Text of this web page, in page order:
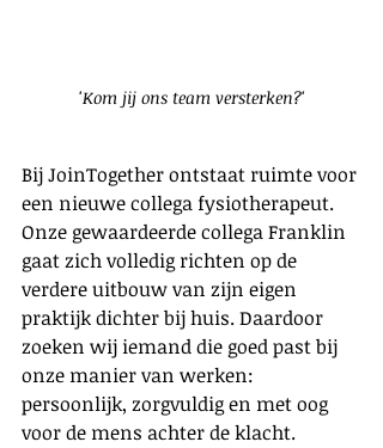
'Kom jij ons team versterken?'
Bij JoinTogether ontstaat ruimte voor
een nieuwe collega fysiotherapeut.
Onze gewaardeerde collega Franklin
gaat zich volledig richten op de
verdere uitbouw van zijn eigen
praktijk dichter bij huis. Daardoor
zoeken wij iemand die goed past bij
onze manier van werken:
persoonlijk, zorgvuldig en met oog
voor de mens achter de klacht.